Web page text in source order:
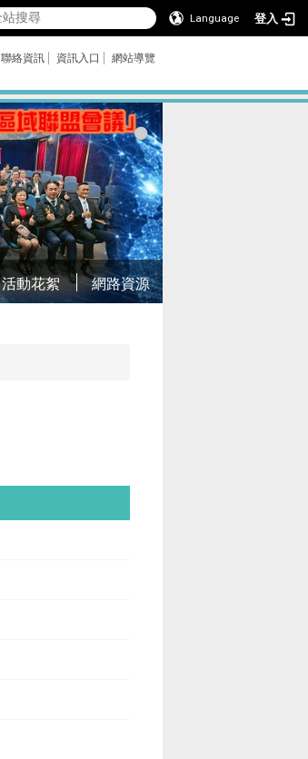
Language 登入
聯絡資訊 資訊入口 網站導覽
活動花絮 網路資源